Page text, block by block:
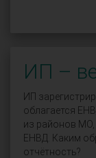
ИП –
ИП
облагается
из районов МО,
ЕНВД. Каким
отчётность?